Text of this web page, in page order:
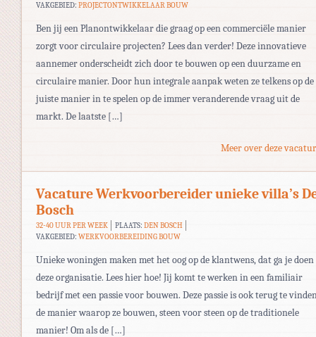
VAKGEBIED: PROJECTONTWIKKELAAR BOUW
Ben jij een Planontwikkelaar die graag op een commerciële manier
zorgt voor circulaire projecten? Lees dan verder! Deze innovatieve
aannemer onderscheidt zich door te bouwen op een duurzame en
circulaire manier. Door hun integrale aanpak weten ze telkens op de
juiste manier in te spelen op de immer veranderende vraag uit de
markt. De laatste […]
Meer over deze
Vacature Werkvoorbereider unieke villa’s
Bosch
32-40 UUR PER WEEK PLAATS: DEN BOSCH
VAKGEBIED: WERKVOORBEREIDING BOUW
Unieke woningen maken met het oog op de klantwens, dat ga je
deze organisatie. Lees hier hoe! Jij komt te werken in een familiair
bedrijf met een passie voor bouwen. Deze passie is ook terug te
de manier waarop ze bouwen, steen voor steen op de traditionele
manier! Om als de […]